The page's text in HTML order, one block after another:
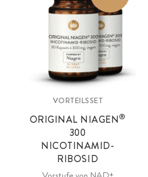
VORTEILSSET
ORIGINAL NIAGEN®
300
NICOTINAMID-
RIBOSID